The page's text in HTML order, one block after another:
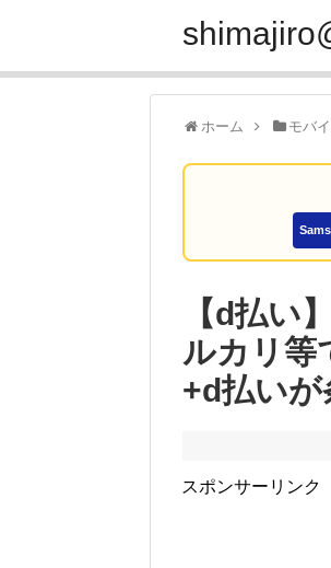
ホーム モバ
【d払い
ルカリ等
+d払いが
スポンサーリンク